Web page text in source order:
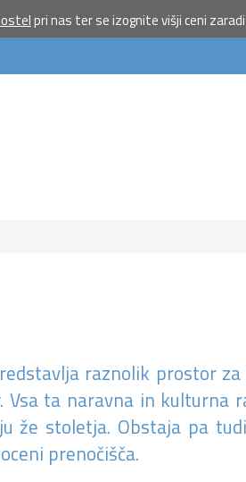
pri nas ter se izognite višji ceni
raznolik prostor
Vsa ta naravna in kulturna
že stoletja. Obstaja pa
prenočišča.